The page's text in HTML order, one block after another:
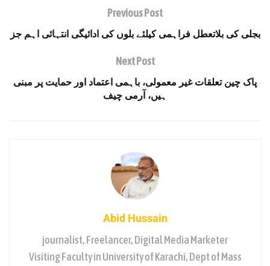
Previous Post
بجلی کی بلاتعطل فراہمی کیلئے بلوں کی ادائیگی انتہائی اہم جز
Next Post
پاک چین تعلقات غیر معمولی، باہمی اعتماد اور حمایت پر مبنی
ہیں، آرمی چیف
Abid Hussain
journalist, Freelancer, Digital Media Marketer
Visiting Faculty in University of Karachi, Dept of Mass